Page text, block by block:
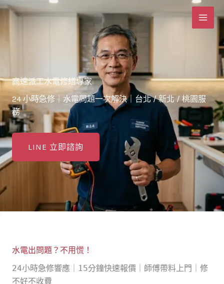
跳
高速派工水電修繕專家
24 小時急修｜水電問題一次解決｜台北 / 新北 / 桃園服
務
LINE 立即諮詢
水電出問題？不用慌！
24小時急修響應｜15分鐘快速報價｜師傅帶料上門｜修
不好不收費